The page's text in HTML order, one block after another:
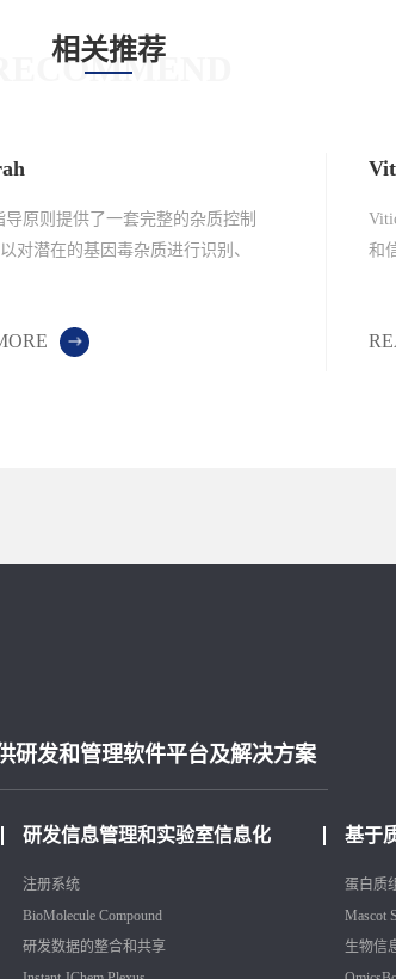
相关推荐
RECOMMEND
导原则提供了一套完整的杂质控制
对潜在的基因毒杂质进行识别、
和
学
研发和管理软件平台及解决方案
研发信息管理和实验室信息化
注册系统
BioMolecule Compound
研发数据的整合和共享
基于
蛋白质
Mascot
生物信